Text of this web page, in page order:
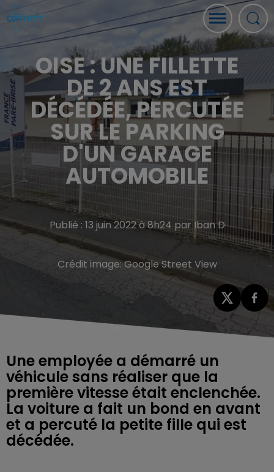
OISE : UNE FILLETTE
DE 2 ANS EST
DÉCÉDÉE, PERCUTÉE
SUR LE PARKING
D'UN GARAGE
AUTOMOBILE
Publié : 13 juin 2022 à 8h24 par Iban D
Crédit image:Google Street View
Une employée a démarré un
véhicule sans réaliser que la
première vitesse était enclenchée.
La voiture a fait un bond en avant
et a percuté la petite fille qui est
décédée.